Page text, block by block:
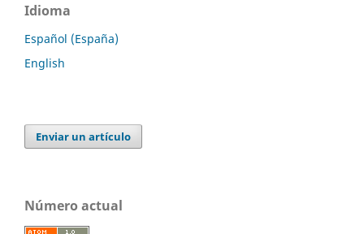
Idioma
Español (España)
English
Enviar un artículo
Número actual